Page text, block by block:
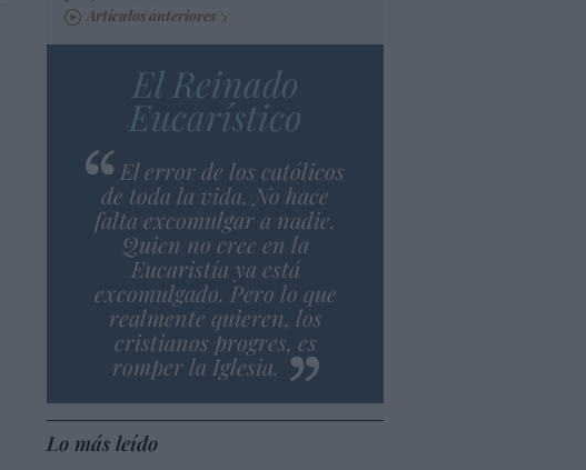
Artículos anteriores
El Reinado
Eucarístico
El error de los católicos
de toda la vida. No hace
falta excomulgar a nadie.
Quien no cree en la
Eucaristía ya está
excomulgado. Pero lo que
realmente quieren, los
cristianos progres, es
romper la Iglesia.
Lo más leído